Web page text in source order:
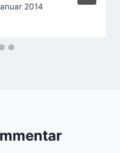
2014